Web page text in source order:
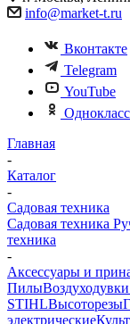
info@market-t.ru
Вконтакте
Telegram
YouTube
Главная
-
Каталог
-
Садовая техника
Садовая техника
техника
-
Аксессуары и
Пилы
STIHLВысоторезы
электрические